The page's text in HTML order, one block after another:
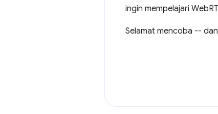
ingin mempelajari
Selamat mencoba --